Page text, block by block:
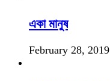
একা মানুষ
February 28, 2019